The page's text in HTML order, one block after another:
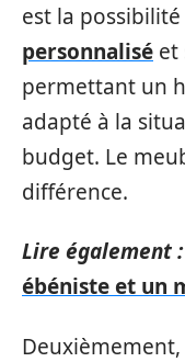
est la possibilité
personnalisé et
permettant un
adapté à la
budget. Le
différence.
Lire également :
ébéniste et un
Deuxièmement,